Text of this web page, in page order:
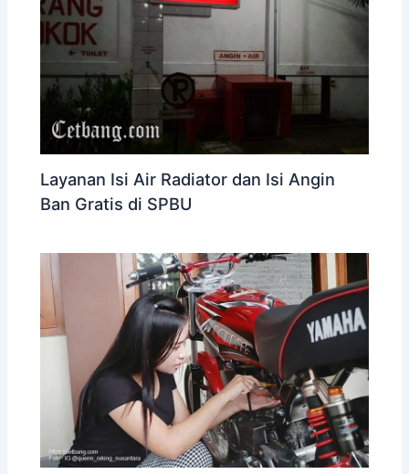
Layanan Isi Air Radiator dan Isi Angin
Ban Gratis di SPBU